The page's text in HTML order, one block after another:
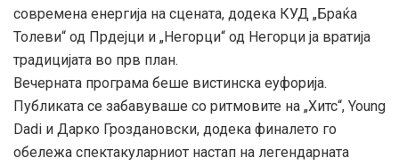
современа енергија на сцената, додека КУД „Браќа
Толеви“ од Прдејци и „Негорци“ од Негорци ја вратија
традицијата во прв план.
Вечерната програма беше вистинска еуфорија.
Публиката се забавуваше со ритмовите на „Хитс“, Young
Dadi и Дарко Гроздановски, додека финалето го
обележа спектакуларниот настап на легендарната